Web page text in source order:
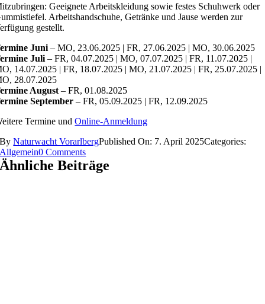
Geeignete Arbeitskleidung sowie festes Schuhwerk oder
Arbeitshandschuhe, Getränke und Jause werden zur
gestellt.
Juni – MO, 23.06.2025 | FR, 27.06.2025 | MO, 30.06.2025
Juli – FR, 04.07.2025 | MO, 07.07.2025 | FR, 11.07.2025 |
14.07.2025 | FR, 18.07.2025 | MO, 21.07.2025 | FR, 25.07.2025 |
28.07.2025
August – FR, 01.08.2025
September – FR, 05.09.2025 | FR, 12.09.2025
Termine undOnline-Anmeldung
ByNaturwacht VorarlbergPublished On: 7. April 2025Categories:
Allgemein0 Commentson
Vielfalter-
Aktionen
Ähnliche Beiträge